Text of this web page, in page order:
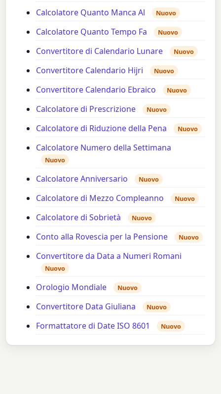
Calcolatore Quanto Manca Al Nuovo
Calcolatore Quanto Tempo Fa Nuovo
Convertitore di Calendario Lunare Nuovo
Convertitore Calendario Hijri Nuovo
Convertitore Calendario Ebraico Nuovo
Calcolatore di Prescrizione Nuovo
Calcolatore di Riduzione della Pena Nuovo
Calcolatore Numero della Settimana
Nuovo
Calcolatore Anniversario Nuovo
Calcolatore di Mezzo Compleanno Nuovo
Calcolatore di Sobrietà Nuovo
Conto alla Rovescia per la Pensione Nuovo
Convertitore da Data a Numeri Romani
Nuovo
Orologio Mondiale Nuovo
Convertitore Data Giuliana Nuovo
Formattatore di Date ISO 8601 Nuovo